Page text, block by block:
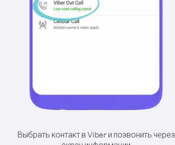
Выбрать контакт в Viber и позвонить через